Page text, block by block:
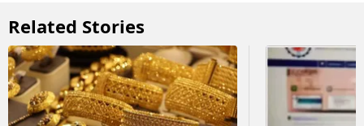
Related Stories